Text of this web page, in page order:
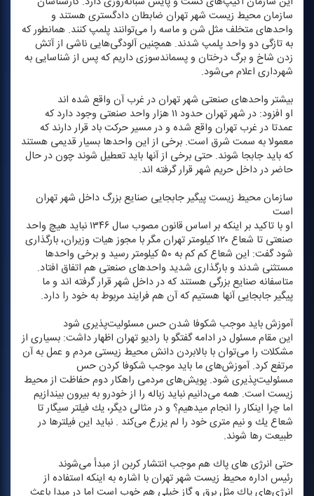
سازمان محیط زیست شهر تهران ضابطان دادگستری هستند و
واحدهای متخلف مثل شن و ماسه را می‌توانند پلمپ كنند. همانطور كه
به تازگی دو واحد پلمپ شدند. همچنین آلودگی‌هایی ناشی از آتش
زدن شاخ و برگ درختان و پسماندسوزی داریم كه پس از شناسایی به
شهرداری اعلام می‌شود.
بیشتر واحدهای صنعتی شهر تهران در غرب آن واقع شده اند
او افزود: در شهر تهران حدود ۱۱ هزار واحد صنعتی وجود دارد كه
عمدتا در غرب تهران واقع شده و در مسیر حركت باد قرار دارند كه
معمولا به سمت شرق است. برخی از این واحدها بسیار قدیمی هستند
كه باید جابجا شوند. حتی برخی از آنها باید تعطیل شوند چون در حال
حاضر در داخل حریم شهر قرار گرفته اند.
سازمان محیط زیست پیگیر جابجایی صنایع بزرگ داخل شهر تهران
است
او با تاكید بر اینكه بر اساس قانون مصوب سال ۱۳۴۶ نباید هیچ واحد
صنعتی تا شعاع ۱۲۰ كیلومتر تهران مگر با مجوز هیات وزیران، بارگذاری
شود گفت: این شعاع كم كم به ۵۰ كیلومتر رسید و برخی واحدها
مستثنی شدند و بارگذاری شدید واحدهای صنعتی هم اتفاق افتاد.
متاسفانه صنایع بزرگی هستند كه در داخل شهر قرار گرفته اند و ما
پیگیر جابجایی آنها هستیم كه آن هم فرایند مربوط به خود را دارد.
آموزش‌ باید موجب شكوفا شدن حس مسئولیت‌پذیری شود
این مقام مسئول در ادامه گفتگو با رادیو تهران اظهار داشت: بسیاری از
مشكلات را می‌توان با بالابردن دانش محیط زیستی مردم و عمل به آن
مرتفع كرد. آموزش‌های ما باید موجب شكوفا كردن حس
مسئولیت‌پذیری شود. پویش‌های مردمی راهكار دوم حفاظت از محیط
زیست است. همه می‌دانیم نباید زباله را از خودرو به بیرون بیندازیم
اما چرا اینكار را انجام میدهیم؟ و در مثالی دیگر، یك فیلتر سیگار تا
شعاع یك و نیم متری خود را لم یزرع می‌كند . نباید این فیلترها در
طبیعت رها شوند.
حتی انرژی های پاك هم موجب انتشار كربن از مبدأ می‌شوند
رئیس اداره محیط زیست شهر تهران با اشاره به اینكه استفاده از
انرژی‌های پاك مثل برق و گاز خیلی هم خوب است اما در مبدا باعث